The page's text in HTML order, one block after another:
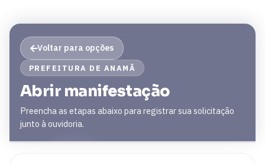
Voltar para opções
PREFEITURA DE ANAMÃ
Abrir manifestação
Preencha as etapas abaixo para registrar sua solicitação
junto à ouvidoria.